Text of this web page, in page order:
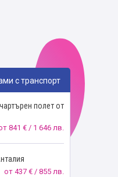
с транспорт
полет от
841 € / 1 646 лв.
от 437 € / 855 лв.